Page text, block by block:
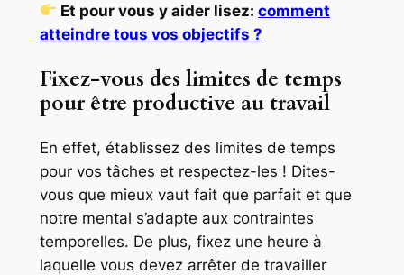
Et pour vous y aider lisez: comment
atteindre tous vos objectifs ?
Fixez-vous des limites de temps
pour être productive au travail
En effet, établissez des limites de temps
pour vos tâches et respectez-les ! Dites-
vous que mieux vaut fait que parfait et que
notre mental s’adapte aux contraintes
temporelles. De plus, fixez une heure à
laquelle vous devez arrêter de travailler